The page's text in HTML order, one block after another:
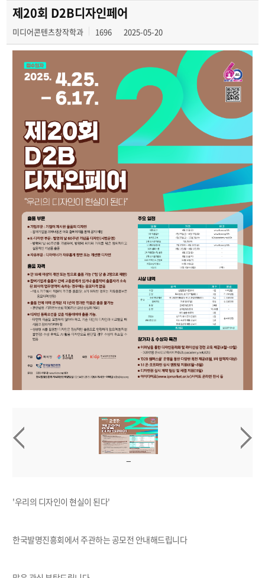
미디어 정보통
제20회 D2B디자인페어
미디어콘텐츠창작학과 1696 2025-05-20
'우리의 디자인이 현실이 된다'
한국발명진흥회에서 주관하는 공모전 안내해드립니다